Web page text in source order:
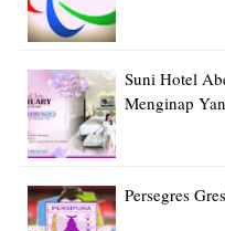
Suni Hotel
Menginap
Persegres